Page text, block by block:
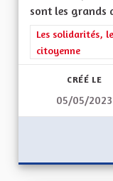
sont les grands
Filtrer les
Les solidarités,
citoyenne
CRÉÉ LE
05/05/2023